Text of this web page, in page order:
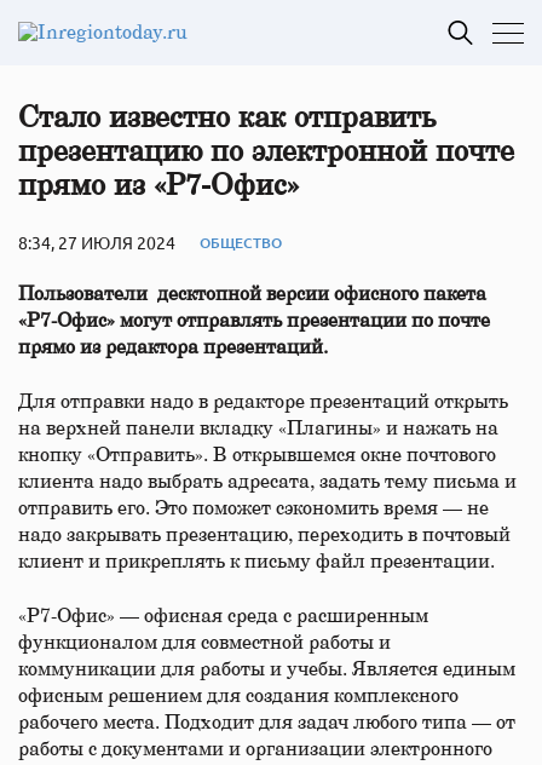
Стало известно как отправить
презентацию по электронной почте
прямо из «Р7-Офис»
8:34, 27 ИЮЛЯ 2024 ОБЩЕСТВО
Пользователи десктопной версии офисного пакета
«Р7-Офис» могут отправлять презентации по почте
прямо из редактора презентаций.
Для отправки надо в редакторе презентаций открыть
на верхней панели вкладку «Плагины» и нажать на
кнопку «Отправить». В открывшемся окне почтового
клиента надо выбрать адресата, задать тему письма и
отправить его. Это поможет сэкономить время — не
надо закрывать презентацию, переходить в почтовый
клиент и прикреплять к письму файл презентации.
«Р7-Офис» — офисная среда с расширенным
функционалом для совместной работы и
коммуникации для работы и учебы. Является единым
офисным решением для создания комплексного
рабочего места. Подходит для задач любого типа — от
работы с документами и организации электронного